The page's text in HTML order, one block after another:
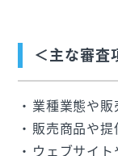
＜主な審査
業種業態や販
販売商品や
ウェブサイ